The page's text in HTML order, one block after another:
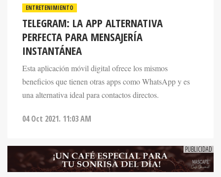
TELEGRAM: LA APP ALTERNATIVA
PERFECTA PARA MENSAJERÍA
INSTANTÁNEA
Esta aplicación móvil digital ofrece los mismos
beneficios que tienen otras apps como WhatsApp y es
una alternativa ideal para contactos directos.